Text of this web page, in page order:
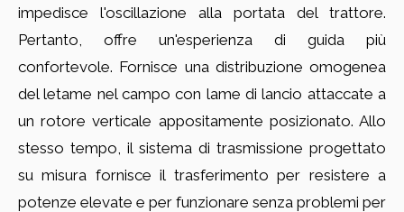
impedisce l'oscillazione alla portata del trattore.
Pertanto, offre un'esperienza di guida più
confortevole. Fornisce una distribuzione omogenea
del letame nel campo con lame di lancio attaccate a
un rotore verticale appositamente posizionato. Allo
stesso tempo, il sistema di trasmissione progettato
su misura fornisce il trasferimento per resistere a
potenze elevate e per funzionare senza problemi per